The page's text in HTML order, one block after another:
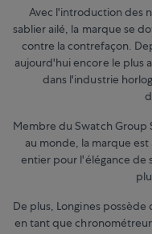
Avec l'introduction des
sablier ailé, la marque se
contre la contrefaçon.
aujourd'hui encore le plus
dans l'industrie
Membre du Swatch Group
au monde, la marque
entier pour l'élégance de
De plus, Longines
en tant que